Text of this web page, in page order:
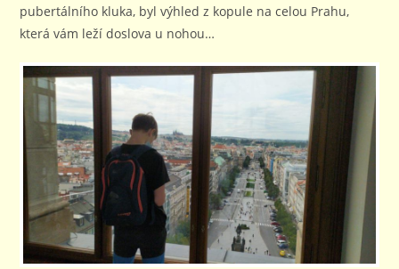
pubertálního kluka, byl výhled z kopule na celou Prahu,
která vám leží doslova u nohou…